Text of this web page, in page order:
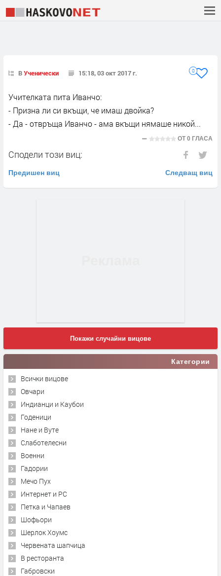
ВУченически 15:18, 03 окт 2017 г. 0
Учителката пита Иванчо:
- Призна ли си вкъщи, че имаш двойка?
- Да - отвръща Иванчо - ама вкъщи нямаше никой...
ОТ0 ГЛАСА
Сподели този виц:
Предишен виц Следващ виц
Покажи случайни вицове
Категории
Всички вицове
Овчари
Индианци и Каубои
Годеници
Нане и Вуте
Слаботелесни
Военни
Гадории
Мечо Пух
Интернет и PC
Петка и Чапаев
Шофьори
Шерлок Хоумс
Червената шапчица
В ресторанта
Габровски